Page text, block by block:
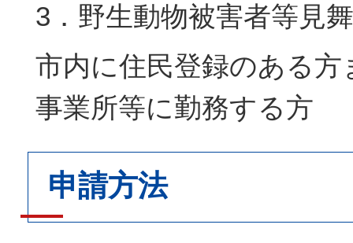
3．野生動物被害者等見
市内に住民登録のある方
事業所等に勤務する方
申請方法